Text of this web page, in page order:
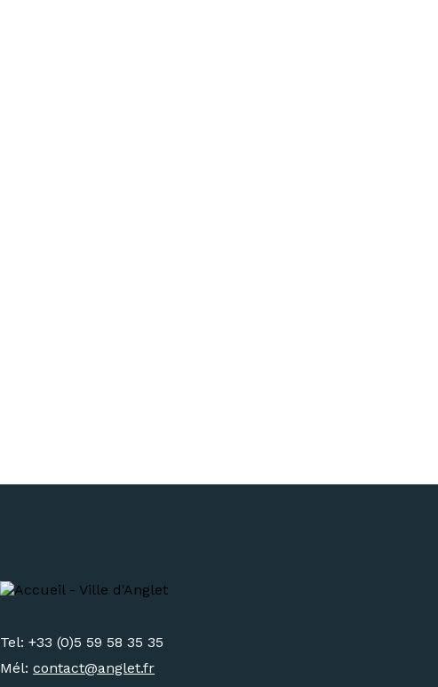
Tel: +33 (0)5 59 58 35 35
Mél:contact@anglet.fr